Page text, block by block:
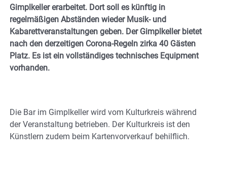
Gimplkeller erarbeitet. Dort soll es künftig in
regelmäßigen Abständen wieder Musik- und
Kabarettveranstaltungen geben. Der Gimplkeller bietet
nach den derzeitigen Corona-Regeln zirka 40 Gästen
Platz. Es ist ein vollständiges technisches Equipment
vorhanden.
Die Bar im Gimplkeller wird vom Kulturkreis während
der Veranstaltung betrieben. Der Kulturkreis ist den
Künstlern zudem beim Kartenvorverkauf behilflich.